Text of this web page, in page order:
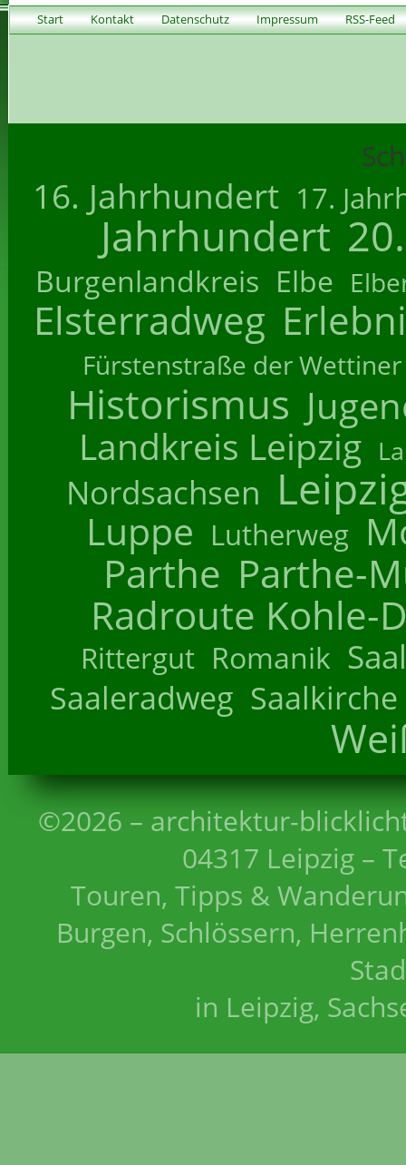
Start Kontakt Datenschutz Impressum RSS-Feed
16. Jahrhundert 17.
Jahrhundert
Burgenlandkreis Elbe
Elsterradweg
Fürstenstraße der Wettiner
Historismus
Landkreis Leipzig
Nordsachsen
Luppe Lutherweg
Parthe Parthe-
Radroute Kohle-
Rittergut Romanik
Saaleradweg Saalkirche
©2026 – architektur-
04317 Leipzig –
Touren, Tipps &
Burgen, Schlössern,
in Leipzig,